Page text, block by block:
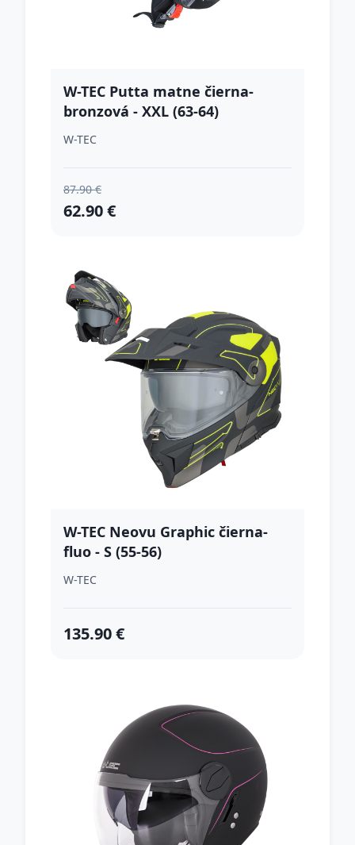
W-TEC Putta matne čierna-
bronzová - XXL (63-64)
W-TEC
87.90 €
62.90 €
W-TEC Neovu Graphic čierna-
fluo - S (55-56)
W-TEC
135.90 €